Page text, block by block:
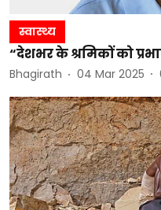
स्वास्थ्य
“देशभर के श्रमिकों को
Bhagirath 04 Mar 2025